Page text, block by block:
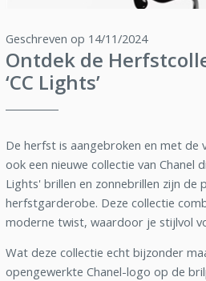
Geschreven op 14/11/2024
Ontdek de
‘CC Lights’
De herfst is aangebroken en met de
ook een nieuwe collectie van Chanel
Lights' brillen en zonnebrillen zijn de
herfstgarderobe. Deze collectie
moderne twist, waardoor je stijlvol
Wat deze collectie echt bijzonder
opengewerkte Chanel-logo op de